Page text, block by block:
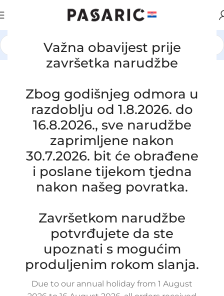
Važna obavijest prije
završetka narudžbe
Zbog godišnjeg odmora u
razdoblju od 1.8.2026. do
16.8.2026., sve narudžbe
zaprimljene nakon
30.7.2026. bit će obrađene
i poslane tijekom tjedna
nakon našeg povratka.
Završetkom narudžbe
potvrđujete da ste
upoznati s mogućim
produljenim rokom slanja.
Due to our annual holiday from 1 August
AUTOMOBILI / RENAULT
Zamjensko crijevo turbine RENAULT
ESPACE / LAGUNA / VEL SATIS 2.2